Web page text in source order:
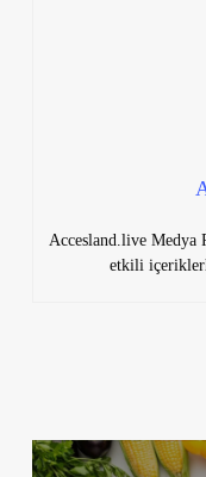
Accesland.live Medya
etkili